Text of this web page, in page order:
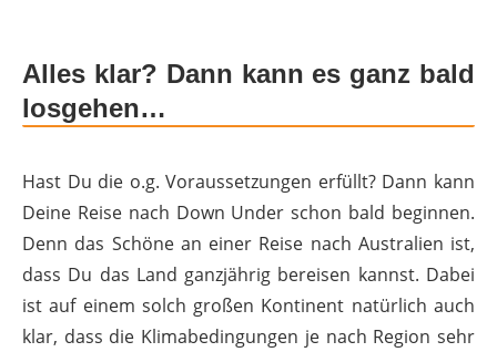
Alles klar? Dann kann es ganz bald
losgehen…
Hast Du die o.g. Voraussetzungen erfüllt? Dann kann
Deine Reise nach Down Under schon bald beginnen.
Denn das Schöne an einer Reise nach Australien ist,
dass Du das Land ganzjährig bereisen kannst. Dabei
ist auf einem solch großen Kontinent natürlich auch
klar, dass die Klimabedingungen je nach Region sehr